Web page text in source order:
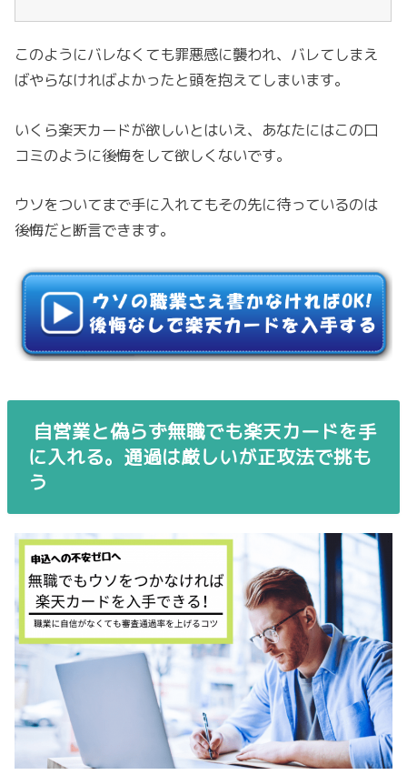
このようにバレなくても罪悪感に襲われ、バレてしまえ
ばやらなければよかったと頭を抱えてしまいます。
いくら楽天カードが欲しいとはいえ、あなたにはこの口
コミのように後悔をして欲しくないです。
ウソをついてまで手に入れてもその先に待っているのは
後悔だと断言できます。
自営業と偽らず無職でも楽天カードを手
に入れる。通過は厳しいが正攻法で挑も
う